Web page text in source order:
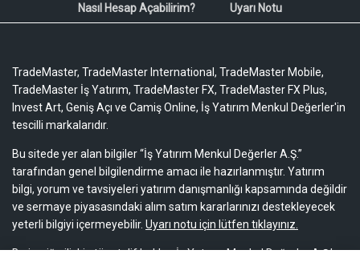
Nasıl Hesap Açabilirim?
Uyarı Notu
TradeMaster, TradeMaster International, TradeMaster Mobile,
TradeMaster İş Yatırım, TradeMaster FX, TradeMaster FX Plus,
Invest Art, Geniş Açı ve Camiş Online, İş Yatırım Menkul Değerler'in
tescilli markalarıdır.
Bu sitede yer alan bilgiler “İş Yatırım Menkul Değerler A.Ş.”
tarafından genel bilgilendirme amacı ile hazırlanmıştır. Yatırım
bilgi, yorum ve tavsiyeleri yatırım danışmanlığı kapsamında değildir
ve sermaye piyasasındaki alım satım kararlarınızı destekleyecek
yeterli bilgiyi içermeyebilir. Uyarı notu için lütfen tıklayınız.